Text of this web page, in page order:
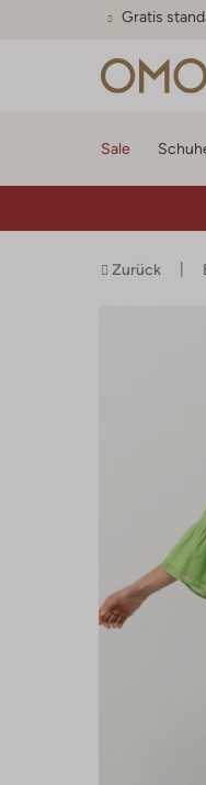
Gratis
Sale
Zurück